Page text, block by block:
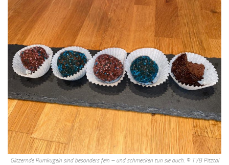
Glitzernde Rumkugeln sind besonders fein – und schmecken tun sie auch. © TVB Pitztal